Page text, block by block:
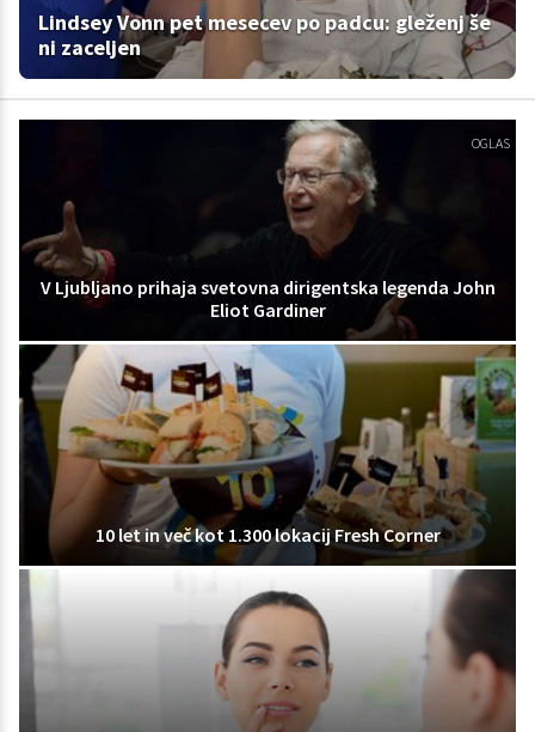
Lindsey Vonn pet mesecev po padcu: gleženj še
ni zaceljen
OGLAS
V Ljubljano prihaja svetovna dirigentska legenda John
Eliot Gardiner
10 let in več kot 1.300 lokacij Fresh Corner